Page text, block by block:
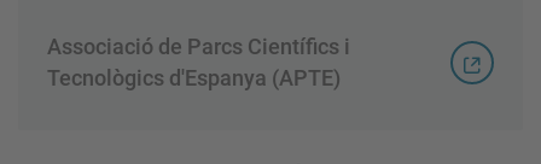
Associació de Parcs Científics i
Tecnològics d'Espanya (APTE)